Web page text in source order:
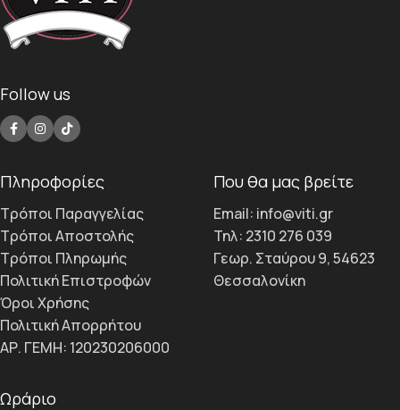
Follow us
Πληροφορίες
Τρόποι Παραγγελίας
Τρόποι Αποστολής
Τρόποι Πληρωμής
Πολιτική Επιστροφών
Όροι Χρήσης
Πολιτική Απορρήτου
ΑΡ. ΓΕΜΗ: 120230206000
Που θα μας βρείτε
Email: info@viti.gr
Τηλ: 2310 276 039
Γεωρ. Σταύρου 9, 54623
Θεσσαλονίκη
Ωράριο